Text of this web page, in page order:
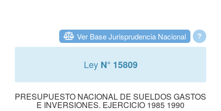
?
Ver Base Jurisprudencia Nacional
Ley N° 15809
PRESUPUESTO NACIONAL DE SUELDOS GASTOS
E INVERSIONES. EJERCICIO 1985 1990